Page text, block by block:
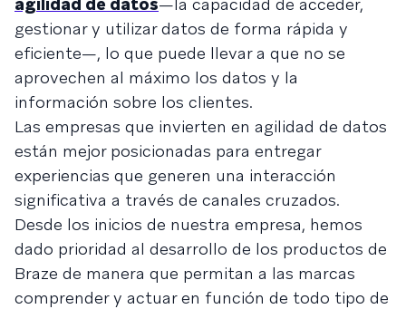
gestionar y utilizar datos de forma rápida y
eficiente—, lo que puede llevar a que no se
aprovechen al máximo los datos y la
información sobre los clientes.
Las empresas que invierten en agilidad de datos
están mejor posicionadas para entregar
experiencias que generen una interacción
significativa a través de canales cruzados.
Desde los inicios de nuestra empresa, hemos
dado prioridad al desarrollo de los productos de
Braze de manera que permitan a las marcas
comprender y actuar en función de todo tipo de